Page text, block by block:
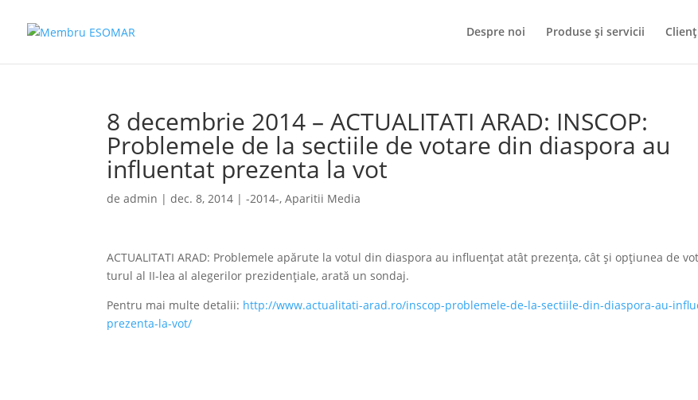
Despre noi Produse și servicii
8 decembrie 2014 – ACTUALITATI ARAD: INSCOP:
Problemele de la sectiile de votare din diaspora au
influentat prezenta la vot
deadmin |dec. 8, 2014 |-2014-,Aparitii Media
ACTUALITATI ARAD: Problemele apărute la votul din diaspora au influenţat atât prezenţa, cât şi opţiunea de
turul al II-lea al alegerilor prezidenţiale, arată un sondaj.
Pentru mai multe detalii: http://www.actualitati-arad.ro/inscop-problemele-de-la-sectiile-din-diaspora-au-
prezenta-la-vot/